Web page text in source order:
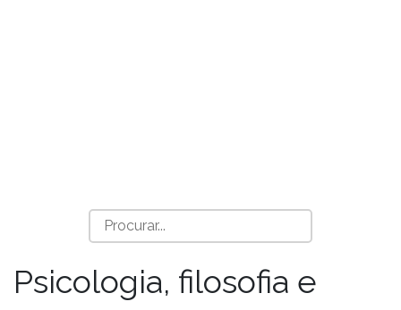
Psicologia, filosofia e